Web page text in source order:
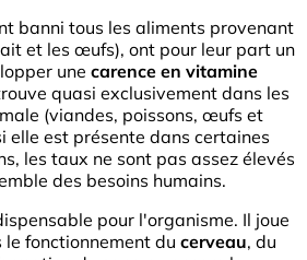
banni tous les aliments provenant
et les œufs), ont pour leur part un
une carence en vitamine
quasi exclusivement dans les
(viandes, poissons, œufs et
elle est présente dans certaines
les taux ne sont pas assez élevés
des besoins humains.
pour l'organisme. Il joue
le fonctionnement du cerveau, du